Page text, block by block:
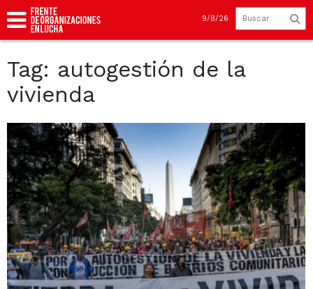
9/8/26
Tag: autogestión de la
vivienda